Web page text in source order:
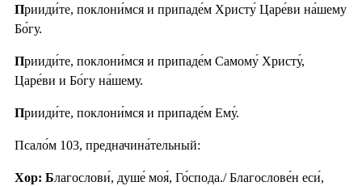
Прииди́те, поклони́мся и припаде́м Христу́ Царе́ви на́шему
Бо́гу.
Прииди́те, поклони́мся и припаде́м Самому́ Христу́,
Царе́ви и Бо́гу на́шему.
Прииди́те, поклони́мся и припаде́м Ему́.
Псало́м 103, предначина́тельный:
Хор: Благослови́, душе́ моя́, Го́спода./ Благослове́н еси́,